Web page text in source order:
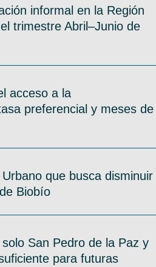
informal en la Región
trimestre Abril–Junio de
acceso a la
preferencial y meses de
que busca disminuir
Biobío
San Pedro de la Paz y
para futuras